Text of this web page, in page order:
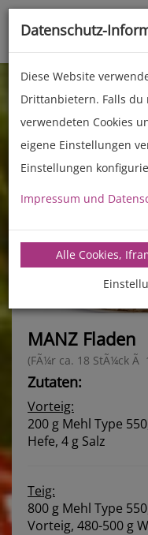
MANZ Fladen
(FÃ¼r ca. 18 StÃ¼ck Ã
Zutaten:
Vorteig:
200 g Mehl Type
Hefe, 4 g Salz
Teig:
800 g Mehl Type
Vorteig, 480-500 g
Datenschutz-
Diese Website
Drittanbietern. Falls
verwendeten Cookies
eigene Einstellungen
Einstellungen
Impressum und
Alle Cookies,